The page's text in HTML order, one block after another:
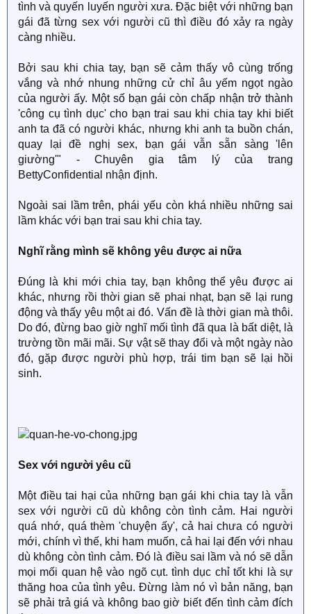
tình và quyến luyến người xưa. Đặc biệt với những bạn
gái đã từng sex với người cũ thì điều đó xảy ra ngày
càng nhiều.
Bởi sau khi chia tay, bạn sẽ cảm thấy vô cùng trống
vắng và nhớ nhung những cử chỉ âu yếm ngọt ngào
của người ấy. Một số bạn gái còn chấp nhận trở thành
'công cụ tình dục' cho bạn trai sau khi chia tay khi biết
anh ta đã có người khác, nhưng khi anh ta buồn chán,
quay lại đề nghị sex, bạn gái vẫn sẵn sàng 'lên
giường'" - Chuyên gia tâm lý của trang
BettyConfidential nhận định.
Ngoài sai lầm trên, phái yếu còn khá nhiều những sai
lầm khác với bạn trai sau khi chia tay.
Nghĩ rằng mình sẽ không yêu được ai nữa
Đúng là khi mới chia tay, bạn không thể yêu được ai
khác, nhưng rồi thời gian sẽ phai nhạt, bạn sẽ lại rung
động và thấy yêu một ai đó. Vấn đề là thời gian mà thôi.
Do đó, đừng bao giờ nghĩ mối tình đã qua là bất diệt, là
trường tồn mãi mãi. Sự vật sẽ thay đổi và một ngày nào
đó, gặp được người phù hợp, trái tim bạn sẽ lại hồi
sinh.
Sex với người yêu cũ
Một điều tai hại của những bạn gái khi chia tay là vẫn
sex với người cũ dù không còn tình cảm. Hai người
quá nhớ, quá thèm 'chuyện ấy', cả hai chưa có người
mới, chính vì thế, khi ham muốn, cả hai lại đến với nhau
dù không còn tình cảm. Đó là điều sai lầm và nó sẽ dẫn
mọi mối quan hệ vào ngõ cụt. tình dục chỉ tốt khi là sự
thăng hoa của tình yêu. Đừng làm nó vì bản năng, bạn
sẽ phải trả giá và không bao giờ biết đến tình cảm đích